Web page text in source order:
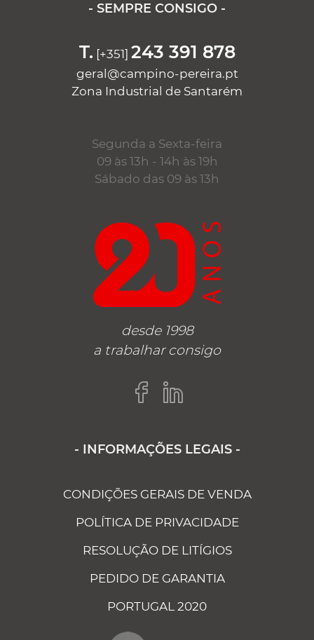
- SEMPRE CONSIGO -
T. [+351] 243 391 878
geral@campino-pereira.pt
Zona Industrial de Santarém
Segunda a Sexta-feira
09 às 13h - 14h às 19h
Sábado das 09 às 13h
desde 1998
a trabalhar consigo
- INFORMAÇÕES LEGAIS -
CONDIÇÕES GERAIS DE VENDA
POLÍTICA DE PRIVACIDADE
RESOLUÇÃO DE LITÍGIOS
PEDIDO DE GARANTIA
PORTUGAL 2020